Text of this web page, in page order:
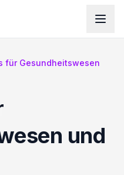
für Gesundheitswesen
und